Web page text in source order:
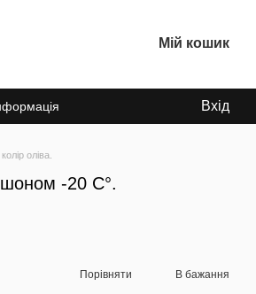
Мій кошик
Вхід
оліва.
-20 C°.
Порівняти В бажання